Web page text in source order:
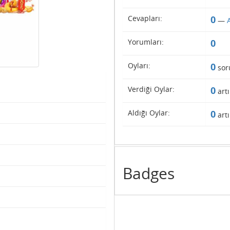
Cevapları: 0—
Yorumları: 0
Oyları: 0
Verdiği Oylar: 0
Aldığı Oylar: 0
Badges